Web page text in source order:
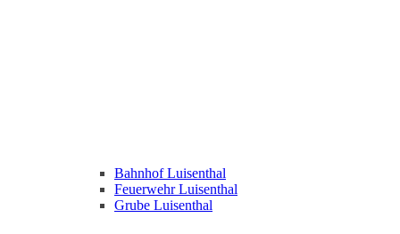
Bahnhof Luisenthal
Feuerwehr Luisenthal
Grube Luisenthal